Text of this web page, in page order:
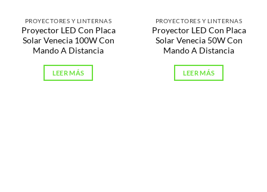
PROYECTORES Y LINTERNAS
Proyector LED Con Placa
Solar Venecia 100W Con
Mando A Distancia
LEER MÁS
PROYECTORES Y LINTERNAS
Proyector LED Con Placa
Solar Venecia 50W Con
Mando A Distancia
LEER MÁS